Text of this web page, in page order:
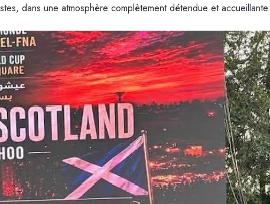
dans une atmosphère complètement détendue et accueillante.